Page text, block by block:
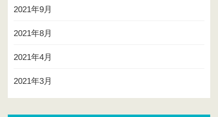
2021年9月
2021年8月
2021年4月
2021年3月